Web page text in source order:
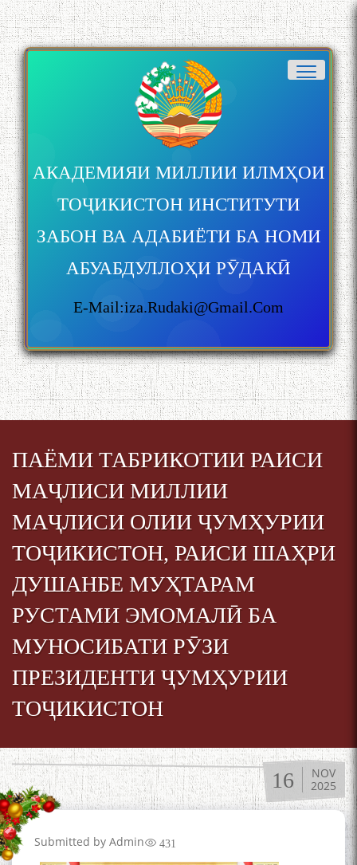
АКАДЕМИЯИ МИЛЛИИ ИЛМҲОИ
ТОҶИКИСТОН ИНСТИТУТИ
ЗАБОН ВА АДАБИЁТИ БА НОМИ
АБУАБДУЛЛОҲИ РӮДАКӢ
E-Mail:iza.rudaki@gmail.com
ПАЁМИ ТАБРИКОТИИ РАИСИ
МАҶЛИСИ МИЛЛИИ
МАҶЛИСИ ОЛИИ ҶУМҲУРИИ
ТОҶИКИСТОН, РАИСИ ШАҲРИ
ДУШАНБЕ МУҲТАРАМ
РУСТАМИ ЭМОМАЛӢ БА
МУНОСИБАТИ РӮЗИ
ПРЕЗИДЕНТИ ҶУМҲУРИИ
ТОҶИКИСТОН
16
NOV
2025
Submitted by Admin 431